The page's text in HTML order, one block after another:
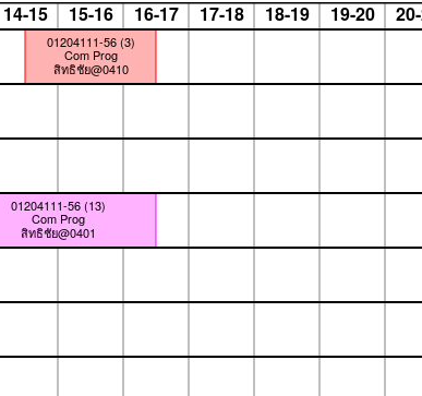
14-15 15-16 16-17 17-18 18-19 19-20
01204111-56 (3)
Com Prog
สิทธิชัย@0410
01204111-56 (13)
Com Prog
สิทธิชัย@0401